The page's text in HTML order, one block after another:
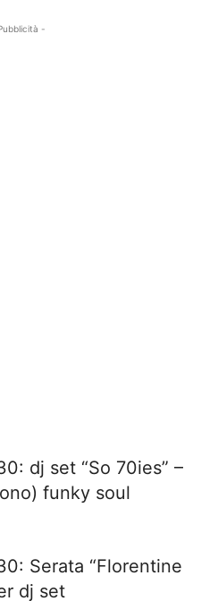
-
dj set “So 70ies” –
funky soul
Serata “Florentine
dj set